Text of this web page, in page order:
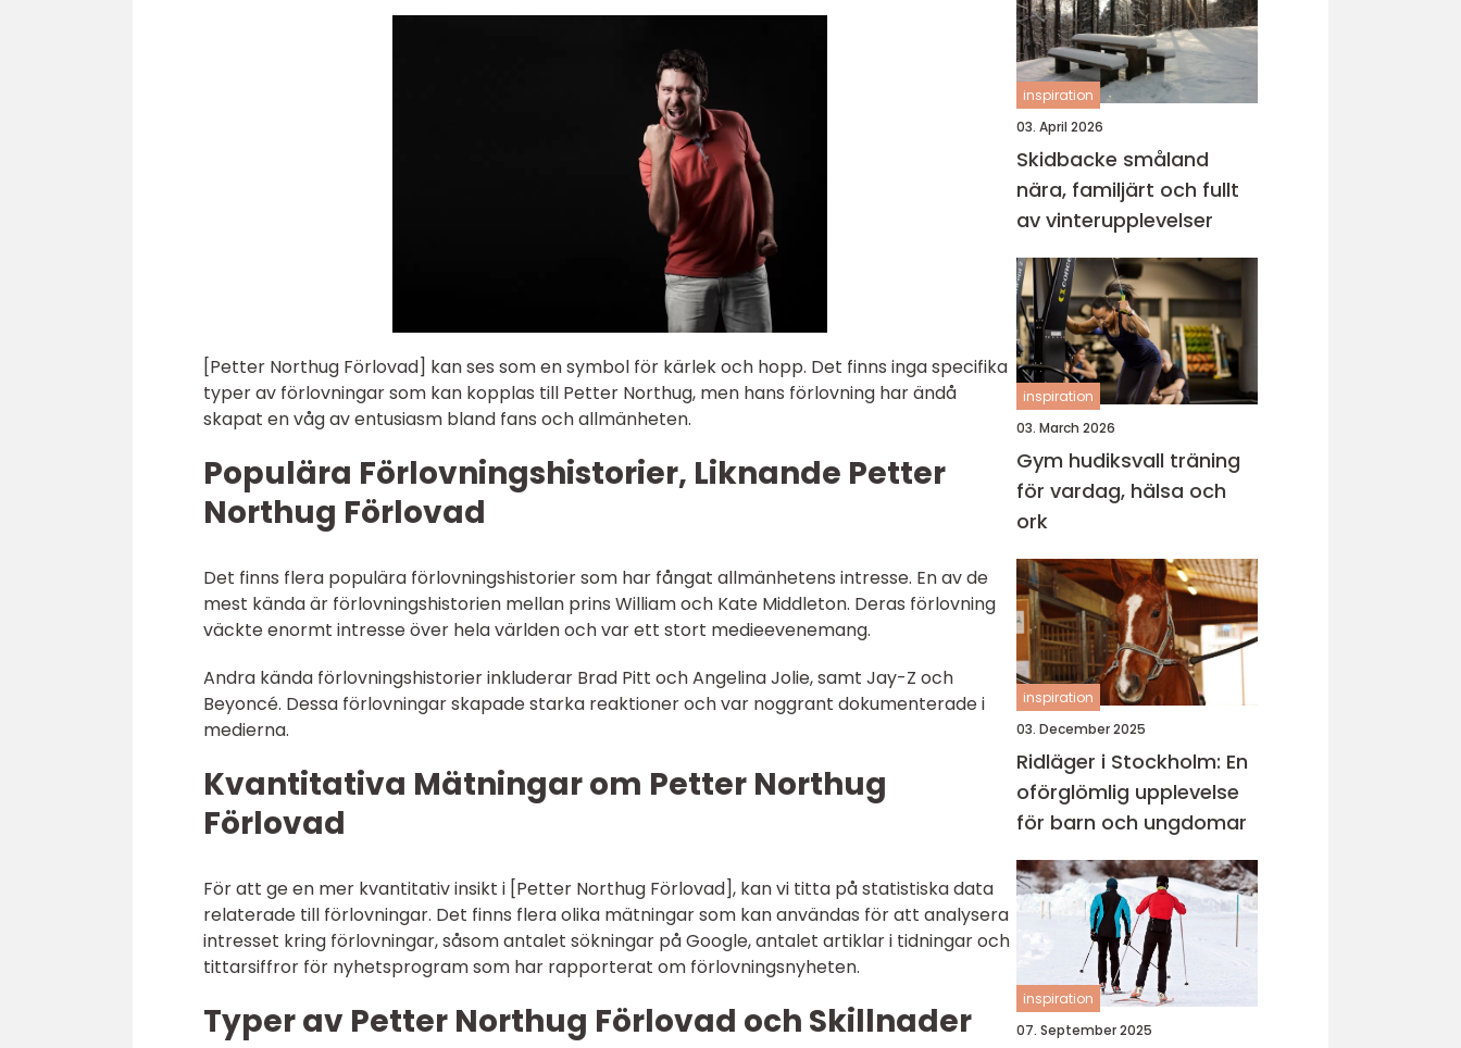
[Petter Northug Förlovad] kan ses som en symbol för kärlek och hopp. Det finns inga specifika
typer av förlovningar som kan kopplas till Petter Northug, men hans förlovning har ändå
skapat en våg av entusiasm bland fans och allmänheten.
Populära Förlovningshistorier, Liknande Petter
Northug Förlovad
Det finns flera populära förlovningshistorier som har fångat allmänhetens intresse. En av de
mest kända är förlovningshistorien mellan prins William och Kate Middleton. Deras förlovning
väckte enormt intresse över hela världen och var ett stort medieevenemang.
Andra kända förlovningshistorier inkluderar Brad Pitt och Angelina Jolie, samt Jay-Z och
Beyoncé. Dessa förlovningar skapade starka reaktioner och var noggrant dokumenterade i
medierna.
Kvantitativa Mätningar om Petter Northug
Förlovad
För att ge en mer kvantitativ insikt i [Petter Northug Förlovad], kan vi titta på statistiska data
relaterade till förlovningar. Det finns flera olika mätningar som kan användas för att analysera
intresset kring förlovningar, såsom antalet sökningar på Google, antalet artiklar i tidningar och
tittarsiffror för nyhetsprogram som har rapporterat om förlovningsnyheten.
Typer av Petter Northug Förlovad och Skillnader
inspiration
03. April 2026
Skidbacke småland
nära, familjärt och fullt
av vinterupplevelser
inspiration
03. March 2026
Gym hudiksvall träning
för vardag, hälsa och
ork
inspiration
03. December 2025
Ridläger i Stockholm: En
oförglömlig upplevelse
för barn och ungdomar
inspiration
07. September 2025